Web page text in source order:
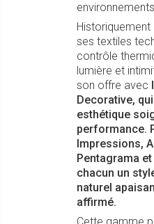
ses textiles
contrôle
lumière et
son offre avec
Decorative,
esthétique
performance.
Impressions,
Pentagrama
chacun un
naturel
affirmé.